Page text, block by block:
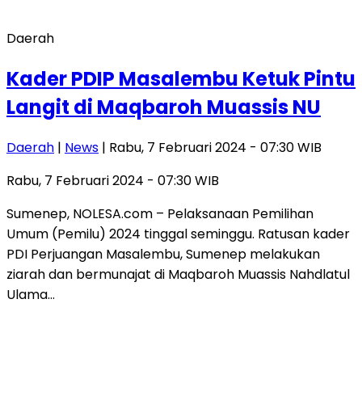
Daerah
Kader PDIP Masalembu Ketuk Pintu
Langit di Maqbaroh Muassis NU
Daerah | News | Rabu, 7 Februari 2024 - 07:30 WIB
Rabu, 7 Februari 2024 - 07:30 WIB
Sumenep, NOLESA.com – Pelaksanaan Pemilihan
Umum (Pemilu) 2024 tinggal seminggu. Ratusan kader
PDI Perjuangan Masalembu, Sumenep melakukan
ziarah dan bermunajat di Maqbaroh Muassis Nahdlatul
Ulama…